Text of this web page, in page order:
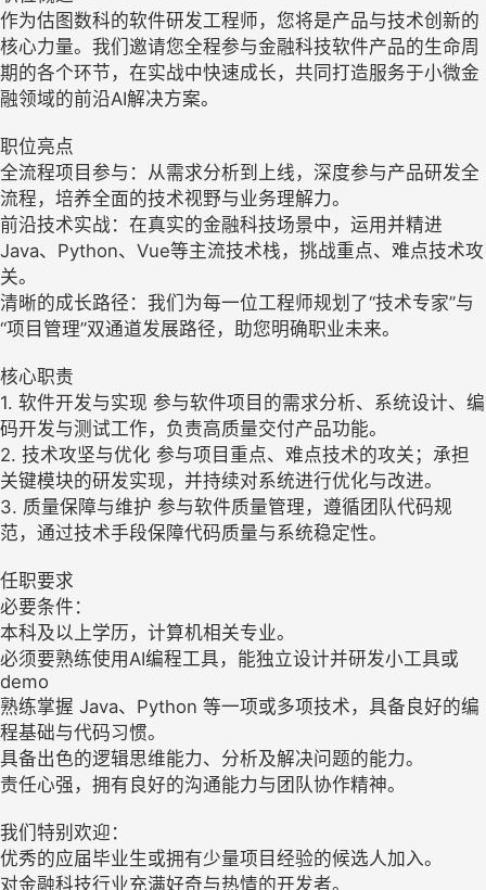
作为估图数科的软件研发工程师，您将是产品与技术创新的
核心力量。我们邀请您全程参与金融科技软件产品的生命周
期的各个环节，在实战中快速成长，共同打造服务于小微金
融领域的前沿AI解决方案。
职位亮点
全流程项目参与：从需求分析到上线，深度参与产品研发全
流程，培养全面的技术视野与业务理解力。
前沿技术实战：在真实的金融科技场景中，运用并精进
Java、Python、Vue等主流技术栈，挑战重点、难点技术攻
关。
清晰的成长路径：我们为每一位工程师规划了“技术专家”与
“项目管理”双通道发展路径，助您明确职业未来。
核心职责
1. 软件开发与实现 参与软件项目的需求分析、系统设计、编
码开发与测试工作，负责高质量交付产品功能。
2. 技术攻坚与优化 参与项目重点、难点技术的攻关；承担
关键模块的研发实现，并持续对系统进行优化与改进。
3. 质量保障与维护 参与软件质量管理，遵循团队代码规
范，通过技术手段保障代码质量与系统稳定性。
任职要求
必要条件：
本科及以上学历，计算机相关专业。
必须要熟练使用AI编程工具，能独立设计并研发小工具或
demo
熟练掌握 Java、Python 等一项或多项技术，具备良好的编
程基础与代码习惯。
具备出色的逻辑思维能力、分析及解决问题的能力。
责任心强，拥有良好的沟通能力与团队协作精神。
我们特别欢迎：
优秀的应届毕业生或拥有少量项目经验的候选人加入。
对金融科技行业充满好奇与热情的开发者。